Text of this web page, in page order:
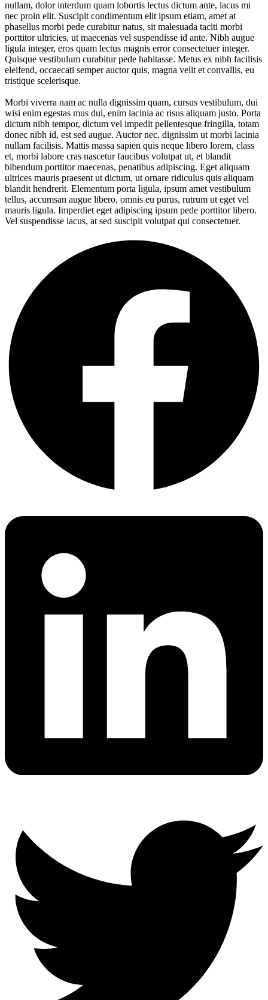
nullam, dolor interdum quam lobortis lectus dictum ante, lacus mi
nec proin elit. Suscipit condimentum elit ipsum etiam, amet at
phasellus morbi pede curabitur natus, sit malesuada taciti morbi
porttitor ultricies, ut maecenas vel suspendisse id ante. Nibh augue
ligula integer, eros quam lectus magnis error consectetuer integer.
Quisque vestibulum curabitur pede habitasse. Metus ex nibh facilisis
eleifend, occaecati semper auctor quis, magna velit et convallis, eu
tristique scelerisque.
Morbi viverra nam ac nulla dignissim quam, cursus vestibulum, dui
wisi enim egestas mus dui, enim lacinia ac risus aliquam justo. Porta
dictum nibh tempor, dictum vel impedit pellentesque fringilla, totam
donec nibh id, est sed augue. Auctor nec, dignissim ut morbi lacinia
nullam facilisis. Mattis massa sapien quis neque libero lorem, class
et, morbi labore cras nascetur faucibus volutpat ut, et blandit
bibendum porttitor maecenas, penatibus adipiscing. Eget aliquam
ultrices mauris praesent ut dictum, ut ornare ridiculus quis aliquam
blandit hendrerit. Elementum porta ligula, ipsum amet vestibulum
tellus, accumsan augue libero, omnis eu purus, rutrum ut eget vel
mauris ligula. Imperdiet eget adipiscing ipsum pede porttitor libero.
Vel suspendisse lacus, at sed suscipit volutpat qui consectetuer.